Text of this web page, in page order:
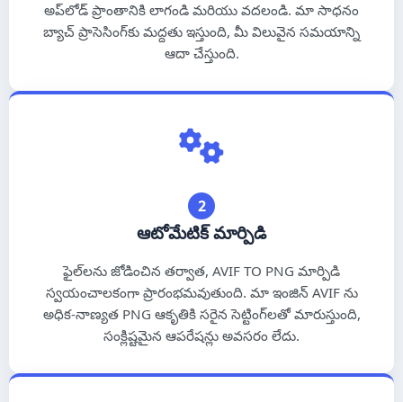
فارسی
Oʻzbekcha
မြန်မာ
नेपाली
అప్‌లోడ్ ప్రాంతానికి లాగండి మరియు వదలండి. మా సాధనం
బ్యాచ్ ప్రాసెసింగ్‌కు మద్దతు ఇస్తుంది, మీ విలువైన సమయాన్ని
ఆదా చేస్తుంది.
2
ఆటోమేటిక్ మార్పిడి
ఫైల్‌లను జోడించిన తర్వాత, AVIF TO PNG మార్పిడి
స్వయంచాలకంగా ప్రారంభమవుతుంది. మా ఇంజిన్ AVIF ను
అధిక-నాణ్యత PNG ఆకృతికి సరైన సెట్టింగ్‌లతో మారుస్తుంది,
సంక్లిష్టమైన ఆపరేషన్లు అవసరం లేదు.